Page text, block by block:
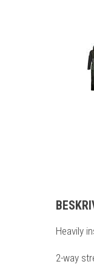
Heavily
2-way